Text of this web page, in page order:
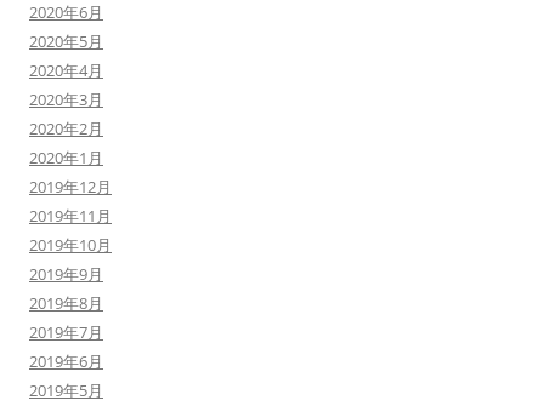
2020年6月
2020年5月
2020年4月
2020年3月
2020年2月
2020年1月
2019年12月
2019年11月
2019年10月
2019年9月
2019年8月
2019年7月
2019年6月
2019年5月